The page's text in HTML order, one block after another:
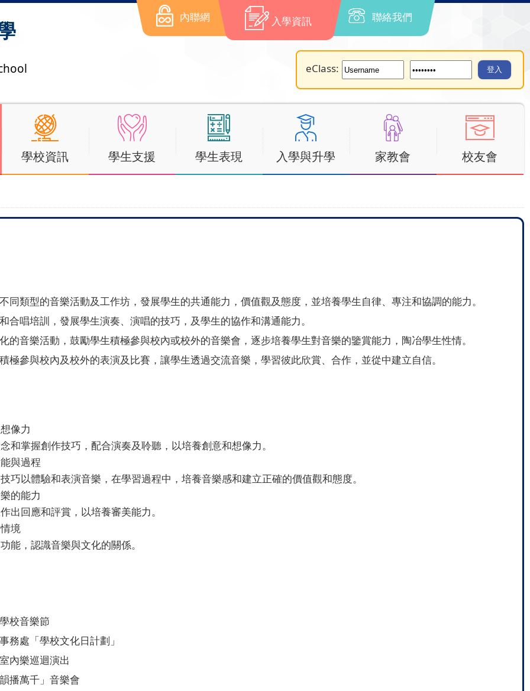
內聯網 入學資訊 聯絡我們
eClass:
學校資訊 學生支援 學生表現 入學與升學 家教會 校友會
同類型的音樂活動及工作坊，發展學生的共通能力，價值觀及態度，並培養學生自律、專注和協調的能力。
合唱培訓，發展學生演奏、演唱的技巧，及學生的協作和溝通能力。
的音樂活動，鼓勵學生積極參與校內或校外的音樂會，逐步培養學生對音樂的鑒賞能力，陶冶學生性情。
極參與校內及校外的表演及比賽，讓學生透過交流音樂，學習彼此欣賞、合作，並從中建立自信。
像力
和掌握創作技巧，配合演奏及聆聽，以培養創意和想像力。
與過程
巧以體驗和表演音樂，在學習過程中，培養音樂感和建立正確的價值觀和態度。
的能力
出回應和評賞，以培養審美能力。
境
能，認識音樂與文化的關係。
校音樂節
務處「學校文化日計劃」
內樂巡迴演出
播萬千」音樂會